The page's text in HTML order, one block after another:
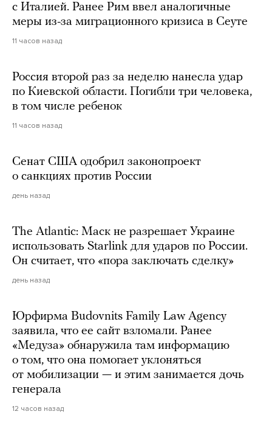
с Италией. Ранее Рим ввел аналогичные
меры из-за миграционного кризиса в Сеуте
11 часов назад
Россия второй раз за неделю нанесла удар
по Киевской области. Погибли три человека,
в том числе ребенок
11 часов назад
Сенат США одобрил законопроект
о санкциях против России
день назад
The Atlantic: Маск не разрешает Украине
использовать Starlink для ударов по России.
Он считает, что «пора заключать сделку»
день назад
Юрфирма Budovnits Family Law Agency
заявила, что ее сайт взломали. Ранее
«Медуза» обнаружила там информацию
о том, что она помогает уклоняться
от мобилизации — и этим занимается дочь
генерала
12 часов назад